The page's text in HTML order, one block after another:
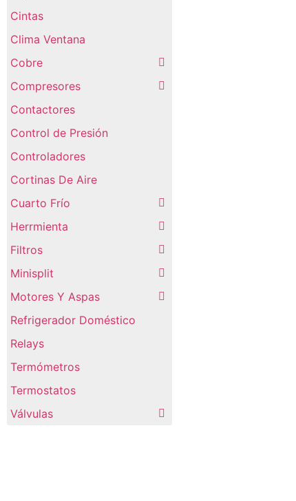
Cintas
Clima Ventana
Cobre
Compresores
Contactores
Control de Presión
Controladores
Cortinas De Aire
Cuarto Frío
Herrmienta
Filtros
Minisplit
Motores Y Aspas
Refrigerador Doméstico
Relays
Termómetros
Termostatos
Válvulas